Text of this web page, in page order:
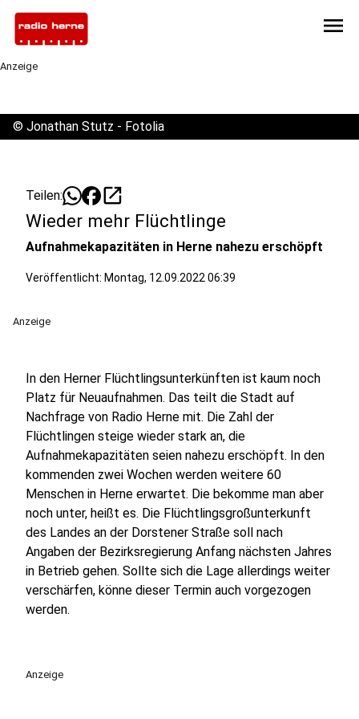
menu
Anzeige
© Jonathan Stutz - Fotolia
Teilen: open_in_new
Wieder mehr Flüchtlinge
Aufnahmekapazitäten in Herne nahezu erschöpft
Veröffentlicht: Montag, 12.09.2022 06:39
Anzeige
In den Herner Flüchtlingsunterkünften ist kaum noch
Platz für Neuaufnahmen. Das teilt die Stadt auf
Nachfrage von Radio Herne mit. Die Zahl der
Flüchtlingen steige wieder stark an, die
Aufnahmekapazitäten seien nahezu erschöpft. In den
kommenden zwei Wochen werden weitere 60
Menschen in Herne erwartet. Die bekomme man aber
noch unter, heißt es. Die Flüchtlingsgroßunterkunft
des Landes an der Dorstener Straße soll nach
Angaben der Bezirksregierung Anfang nächsten Jahres
in Betrieb gehen. Sollte sich die Lage allerdings weiter
verschärfen, könne dieser Termin auch vorgezogen
werden.
Anzeige